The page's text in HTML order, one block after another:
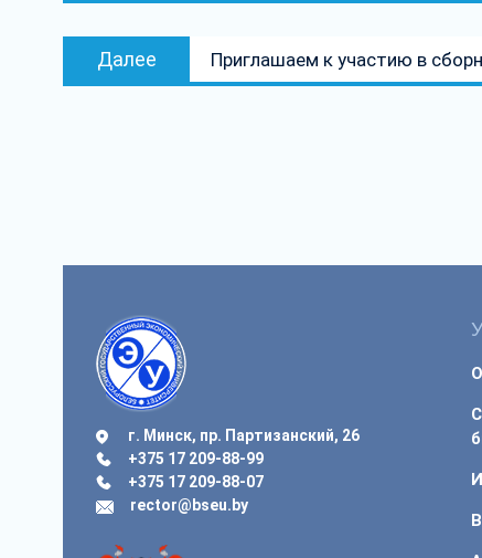
Далее
запись:
Приглашаем к участию в
г. Минск, пр. Партизанский, 26
+375 17 209-88-99
+375 17 209-88-07
rector@bseu.by